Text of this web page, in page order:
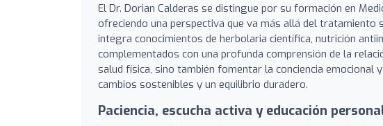
El Dr. Dorian Calderas se distingue por su formación en
ofreciendo una perspectiva que va más allá del tratamiento
integra conocimientos de herbolaria científica, nutrición
complementados con una profunda comprensión de la
salud física, sino también fomentar la conciencia emocional
cambios sostenibles y un equilibrio duradero.
Paciencia, escucha activa y educación